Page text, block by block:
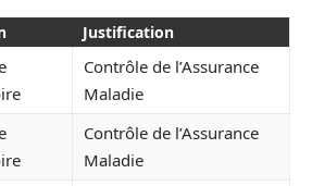
Justification
Contrôle de l’Assurance
Maladie
Contrôle de l’Assurance
Maladie